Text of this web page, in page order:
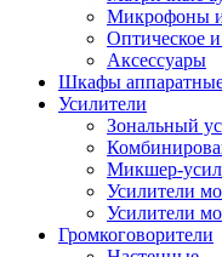
Микрофоны
Оптическое
Аксессуары
Шкафы
Усилители
Зональный
Микшер-
Усилители
Усилители
Громкоговорители